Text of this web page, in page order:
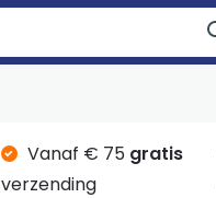
Vanaf € 75 gratis
verzending